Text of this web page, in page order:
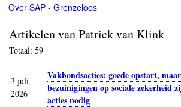
Over SAP - Grenzeloos
Artikelen van Patrick van Klink
Totaal: 59
3 juli
2026
Vakbondsacties: goede opstart,
bezuinigingen op sociale zekerheid
acties nodig